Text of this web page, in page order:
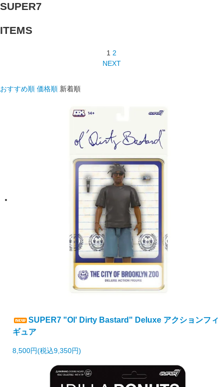
SUPER7
ITEMS
1 2
NEXT
おすすめ順 価格順 新着順
SUPER7 "Ol' Dirty Bastard" Deluxe アクションフィ
ギュア
8,500円(税込9,350円)